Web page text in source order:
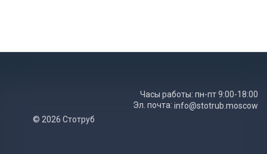
Часы работы: пн-пт 9:00-18:00
Эл. почта: info@stotrub.moscow
© 2026 Стотруб